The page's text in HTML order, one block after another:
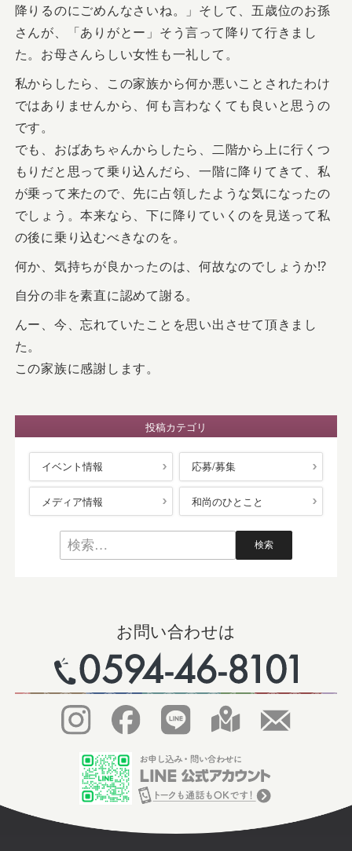
降りるのにごめんなさいね。」そして、五歳位のお孫
さんが、「ありがとー」そう言って降りて行きまし
た。お母さんらしい女性も一礼して。
私からしたら、この家族から何か悪いことされたわけ
ではありませんから、何も言わなくても良いと思うの
です。
でも、おばあちゃんからしたら、二階から上に行くつ
もりだと思って乗り込んだら、一階に降りてきて、私
が乗って来たので、先に占領したような気になったの
でしょう。本来なら、下に降りていくのを見送って私
の後に乗り込むべきなのを。
何か、気持ちが良かったのは、何故なのでしょうか⁉
自分の非を素直に認めて謝る。
んー、今、忘れていたことを思い出させて頂きまし
た。
この家族に感謝します。
投稿カテゴリ
イベント情報 応募/募集
メディア情報 和尚のひとこと
お問い合わせは